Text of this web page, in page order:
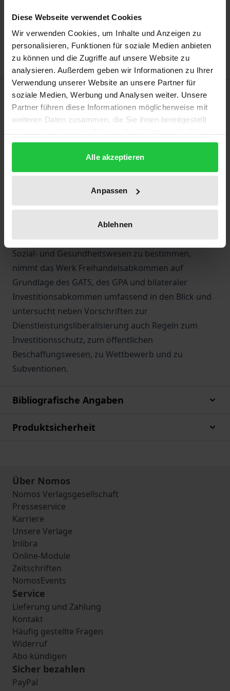
Diese Webseite verwendet Cookies
Wir verwenden Cookies, um Inhalte und Anzeigen zu
personalisieren, Funktionen für soziale Medien anbieten
zu können und die Zugriffe auf unsere Website zu
analysieren. Außerdem geben wir Informationen zu Ihrer
Verwendung unserer Website an unsere Partner für
soziale Medien, Werbung und Analysen weiter. Unsere
Partner führen diese Informationen möglicherweise mit
weiteren Daten zusammen, die Sie ihnen bereitgestellt
gesammelt haben.
Alle akzeptieren
Anpassen
Ablehnen
Zur Wunschliste hinzufügen
Hinweise zu Versandkosten
Beschreibung
Die Arbeit analysiert das Spannungsfeld zwischen
Ausgestaltung des deutschen Sozial- und
Organisationen, allen voran der Verbände der freien
Wohlfahrtspflege. Um die konkreten Auswirkungen
jüngerer Freihandelsabkommen (wie etwa des CETA)
auf das gemeinnützige Engagement im deutschen
Sozial- und Gesundheitswesen zu bestimmen,
nimmt das Werk Freihandelsabkommen auf
Grundlage des GATS, des GPA und bilateraler
Investitionsabkommen umfassend in den Blick und
untersucht neben Vorschriften zur
Dienstleistungsliberalisierung auch Regeln zum
Investitionsschutz, zum öffentlichen
Beschaffungswesen, zu Wettbewerb und zu
Subventionen.
Bibliografische Angaben
Produktsicherheit
Über Nomos
Nomos Verlagsgesellschaft
Presseservice
Karriere
Unsere Verlage
Inlibra
Online-Module
Zeitschriften
NomosEvents
Service
Lieferung und Zahlung
Kontakt
Häufig gestellte Fragen
Widerruf
Abo kündigen
Sicher bezahlen
PayPal